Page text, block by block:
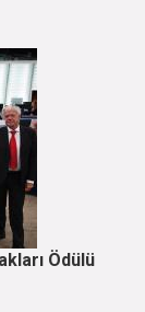
Ödülü